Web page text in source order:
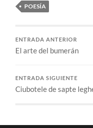
POESÍA
ENTRADA ANTERIOR
El arte del bumerán
ENTRADA SIGUIENTE
Ciubotele de sapte